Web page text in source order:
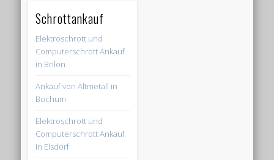
Schrottankauf
Elektroschrott und
Computerschrott Ankauf
in Brilon
Ankauf von Altmetall in
Bochum
Elektroschrott und
Computerschrott Ankauf
in Elsdorf